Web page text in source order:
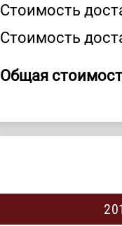
Стоимость
Стоимость
Общая